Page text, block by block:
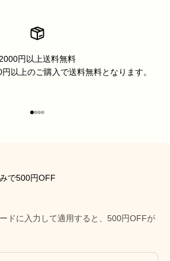
2000円以上送料無料
以上のご購入で送料無料となります。
で500円OFF
ドに入力して適用すると、500円OFFが